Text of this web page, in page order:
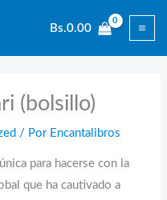
Bs.0.00
(bolsillo)
/ Por Encantalibros
para hacerse con la
que ha cautivado a